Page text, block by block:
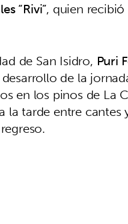
“Rivi”, quien
de San Isidro, Puri
de la
en los pinos de La
tarde entre cantes